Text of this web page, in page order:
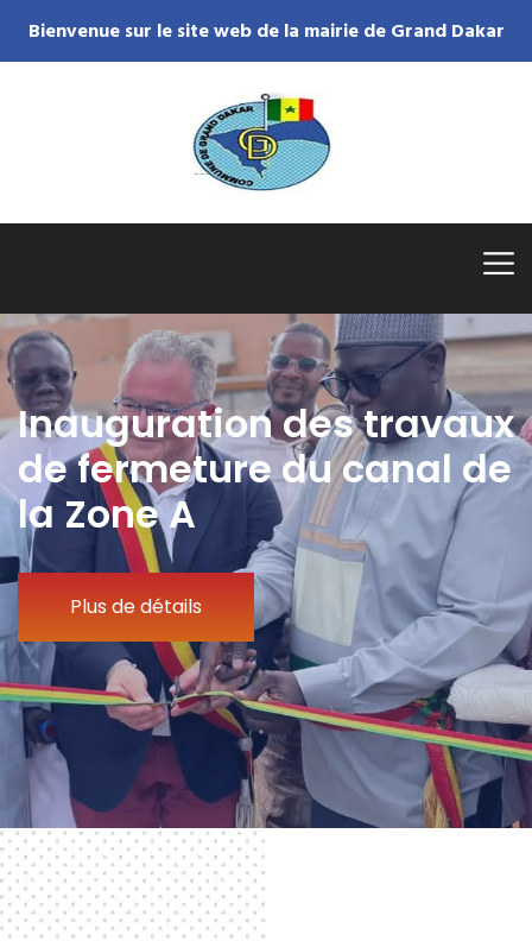
Bienvenue sur le site web de la mairie de Grand Dakar
Inauguration des travaux
de fermeture du canal de
la Zone A
Plus de détails